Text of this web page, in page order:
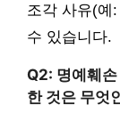
조각 사유(예
수 있습니다.
Q2: 명예훼
한 것은 무엇